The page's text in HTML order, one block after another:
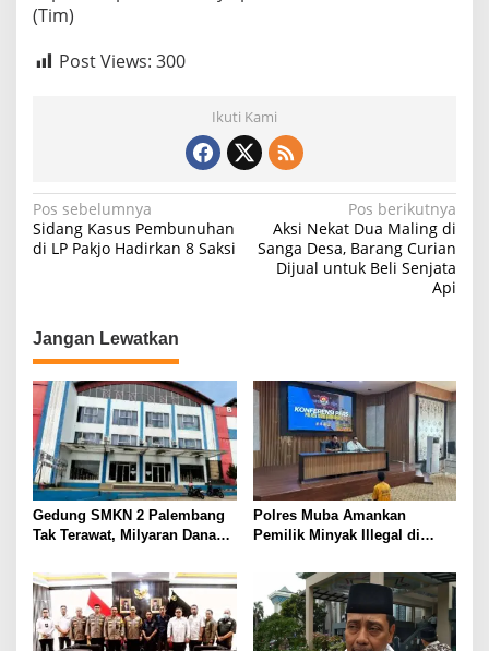
(Tim)
Post Views: 300
Ikuti Kami
N
a
g
a
s
i
p
o
s
Pos sebelumnya
Sidang Kasus Pembunuhan
di LP Pakjo Hadirkan 8 Saksi
Pos berikutnya
Aksi Nekat Dua Maling di
Sanga Desa, Barang Curian
Dijual untuk Beli Senjata
Api
Jangan Lewatkan
Gedung SMKN 2 Palembang
Tak Terawat, Milyaran Dana
Dipertanyakan
Polres Muba Amankan
Pemilik Minyak Illegal di